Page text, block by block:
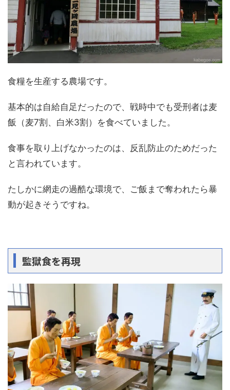
食糧を生産する農場です。
基本的は自給自足だったので、戦時中でも受刑者は麦
飯（麦7割、白米3割）を食べていました。
食事を取り上げなかったのは、反乱防止のためだった
と言われています。
たしかに網走の過酷な環境で、ご飯まで奪われたら暴
動が起きそうですね。
監獄食を再現